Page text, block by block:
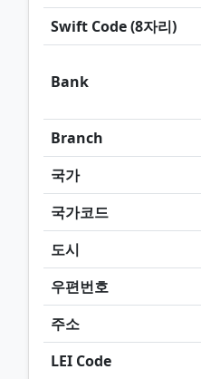
Swift Code (8자리)
Bank
Branch
국가
국가코드
도시
우편번호
주소
LEI Code